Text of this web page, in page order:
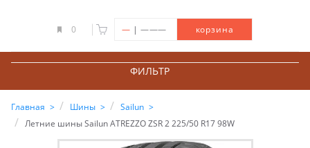
0 — | ——— корзина
ФИЛЬТР
Главная Шины
Sailun
Летние шины Sailun ATREZZO ZSR 2 225/50 R17 98W